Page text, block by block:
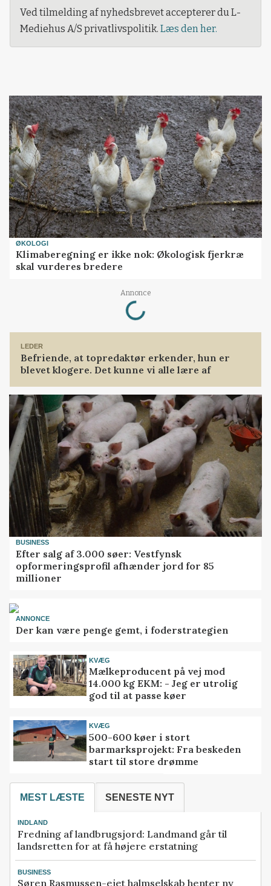
Ved tilmelding af nyhedsbrevet accepterer du L-
Mediehus A/S privatlivspolitik. Læs den her.
ØKOLOGI
Klimaberegning er ikke nok: Økologisk fjerkræ
skal vurderes bredere
Annonce
Loading...
LEDER
Befriende, at topredaktør erkender, hun er
blevet klogere. Det kunne vi alle lære af
BUSINESS
Efter salg af 3.000 søer: Vestfynsk
opformeringsprofil afhænder jord for 85
millioner
ANNONCE
Der kan være penge gemt, i foderstrategien
KVÆG
Mælkeproducent på vej mod
14.000 kg EKM: - Jeg er utrolig
god til at passe køer
KVÆG
500-600 køer i stort
barmarksprojekt: Fra beskeden
start til store drømme
MEST LÆSTE SENESTE NYT
INDLAND
Fredning af landbrugsjord: Landmand går til
landsretten for at få højere erstatning
BUSINESS
Søren Rasmussen-ejet halmselskab henter ny